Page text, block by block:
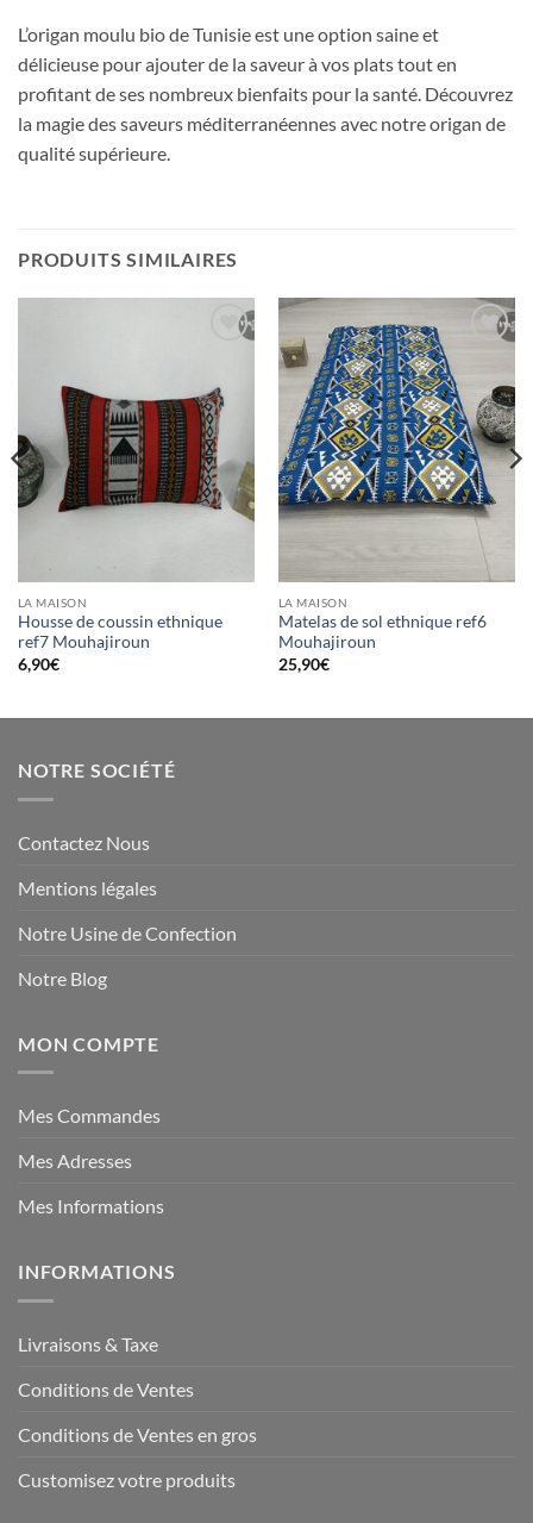
L’origan moulu bio de Tunisie est une option saine et
délicieuse pour ajouter de la saveur à vos plats tout en
profitant de ses nombreux bienfaits pour la santé. Découvrez
la magie des saveurs méditerranéennes avec notre origan de
qualité supérieure.
PRODUITS SIMILAIRES
d’envies
LA MAISON
Housse de coussin ethnique
ref7 Mouhajiroun
6,90€
à la liste
d’envies
LA MAISON
Matelas de sol ethnique ref6
Mouhajiroun
25,90€
NOTRE SOCIÉTÉ
Contactez Nous
Mentions légales
Notre Usine de Confection
Notre Blog
MON COMPTE
Mes Commandes
Mes Adresses
Mes Informations
INFORMATIONS
Livraisons & Taxe
Conditions de Ventes
Conditions de Ventes en gros
Customisez votre produits